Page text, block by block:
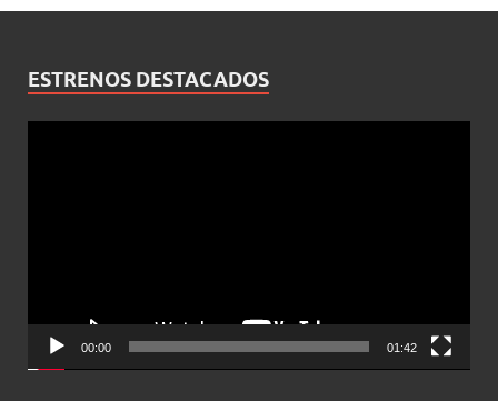
ESTRENOS DESTACADOS
00:00 01:42